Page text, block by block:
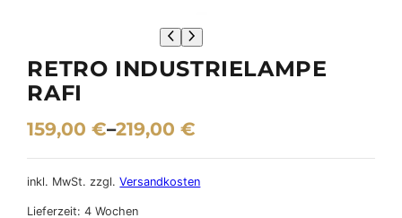
RETRO INDUSTRIELAMPE
RAFI
159,00€–219,00€
inkl. MwSt. zzgl.Versandkosten
Lieferzeit:4 Wochen